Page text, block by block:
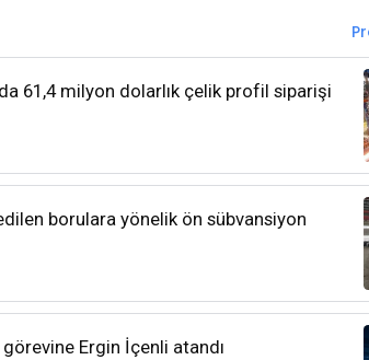
61,4 milyon dolarlık çelik profil siparişi
borulara yönelik ön sübvansiyon
Ergin İçenli atandı